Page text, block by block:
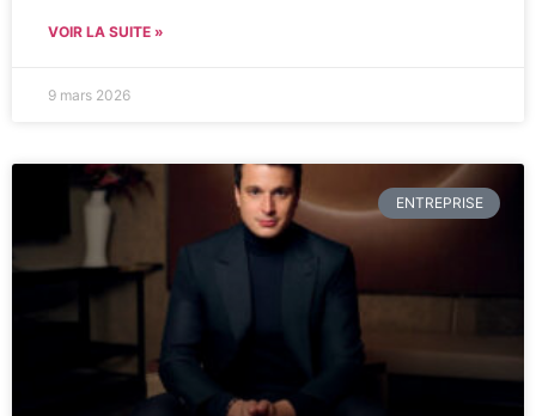
VOIR LA SUITE »
9 mars 2026
ENTREPRISE